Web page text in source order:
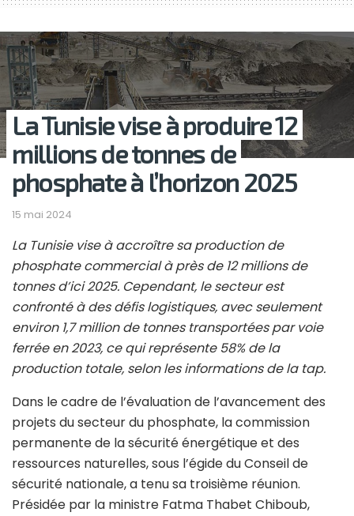
La Tunisie vise à produire 12
millions de tonnes de
phosphate à l’horizon 2025
15 mai 2024
La Tunisie vise à accroître sa production de
phosphate commercial à près de 12 millions de
tonnes d’ici 2025. Cependant, le secteur est
confronté à des défis logistiques, avec seulement
environ 1,7 million de tonnes transportées par voie
ferrée en 2023, ce qui représente 58% de la
production totale, selon les informations de la tap.
Dans le cadre de l’évaluation de l’avancement des
projets du secteur du phosphate, la commission
permanente de la sécurité énergétique et des
ressources naturelles, sous l’égide du Conseil de
sécurité nationale, a tenu sa troisième réunion.
Présidée par la ministre Fatma Thabet Chiboub,